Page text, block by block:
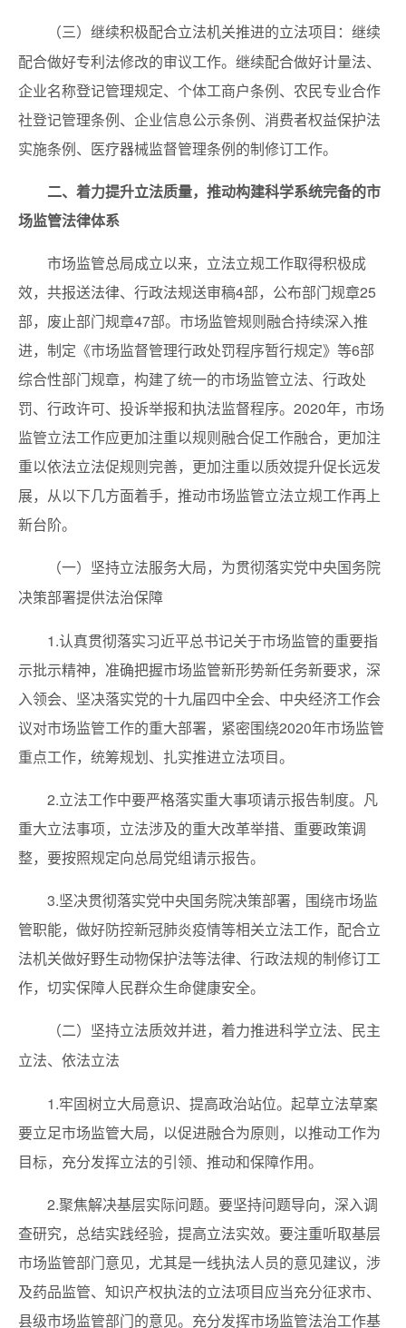
（三）继续积极配合立法机关推进的立法项目： 继续
配合做好专利法修改的审议工作。继续配合做好计量法、
企业名称登记管理规定、个体工商户条例、农民专业合作
社登记管理条例、企业信息公示条例、消费者权益保护法
实施条例、医疗器械监督管理条例的制修订工作。
二、着力提升立法质量，推动构建科学系统完备的市
场监管法律体系
市场监管总局成立以来，立法立规工作取得积极成
效，共报送法律、行政法规送审稿4部，公布部门规章25
部，废止部门规章47部。市场监管规则融合持续深入推
进，制定《市场监督管理行政处罚程序暂行规定》等6部
综合性部门规章，构建了统一的市场监管立法、行政处
罚、行政许可、投诉举报和执法监督程序。2020年，市场
监管立法工作应更加注重以规则融合促工作融合，更加注
重以依法立法促规则完善，更加注重以质效提升促长远发
展，从以下几方面着手，推动市场监管立法立规工作再上
新台阶。
（一）坚持立法服务大局，为贯彻落实党中央国务院
决策部署提供法治保障
1.认真贯彻落实习近平总书记关于市场监管的重要指
示批示精神，准确把握市场监管新形势新任务新要求，深
入领会、坚决落实党的十九届四中全会、中央经济工作会
议对市场监管工作的重大部署，紧密围绕2020年市场监管
重点工作，统筹规划、扎实推进立法项目。
2.立法工作中要严格落实重大事项请示报告制度。凡
重大立法事项，立法涉及的重大改革举措、重要政策调
整，要按照规定向总局党组请示报告。
3.坚决贯彻落实党中央国务院决策部署，围绕市场监
管职能，做好防控新冠肺炎疫情等相关立法工作，配合立
法机关做好野生动物保护法等法律、行政法规的制修订工
作，切实保障人民群众生命健康安全。
（二）坚持立法质效并进，着力推进科学立法、民主
立法、依法立法
1.牢固树立大局意识、提高政治站位。起草立法草案
要立足市场监管大局，以促进融合为原则，以推动工作为
目标，充分发挥立法的引领、推动和保障作用。
2.聚焦解决基层实际问题。要坚持问题导向，深入调
查研究，总结实践经验，提高立法实效。要注重听取基层
市场监管部门意见，尤其是一线执法人员的意见建议，涉
及药品监管、知识产权执法的立法项目应当充分征求市、
县级市场监管部门的意见。充分发挥市场监管法治工作基